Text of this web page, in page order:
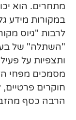
מתחרים. הוא
במקורות מידע
לרבות "גיוס
"השתלה" של
ותצפיות על
מסמכים מפחי
חוקרים
הרבה כסף